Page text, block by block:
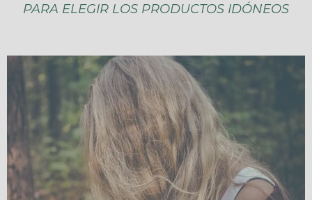
PARA ELEGIR LOS PRODUCTOS IDÓNEOS